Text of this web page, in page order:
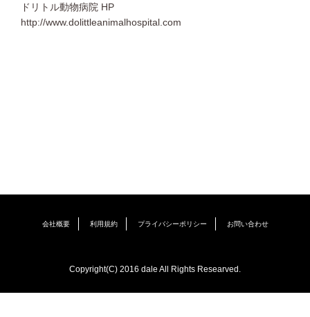
ドリトル動物病院 HP
http://www.dolittleanimalhospital.com
会社概要 利用規約 プライバシーポリシー お問い合わせ
Copyright(C) 2016 dale All Rights Researved.